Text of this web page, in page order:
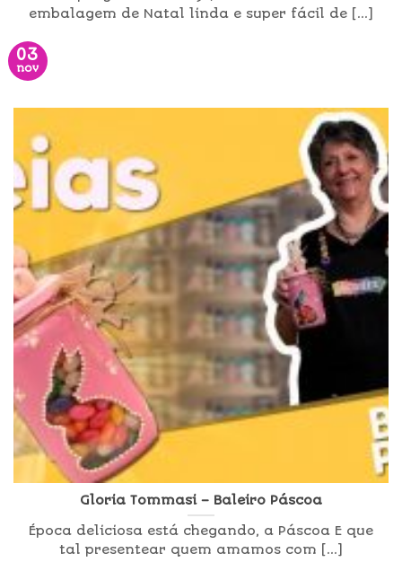
embalagem de Natal linda e super fácil de [...]
03
nov
Gloria Tommasi – Baleiro Páscoa
Época deliciosa está chegando, a Páscoa E que
tal presentear quem amamos com [...]